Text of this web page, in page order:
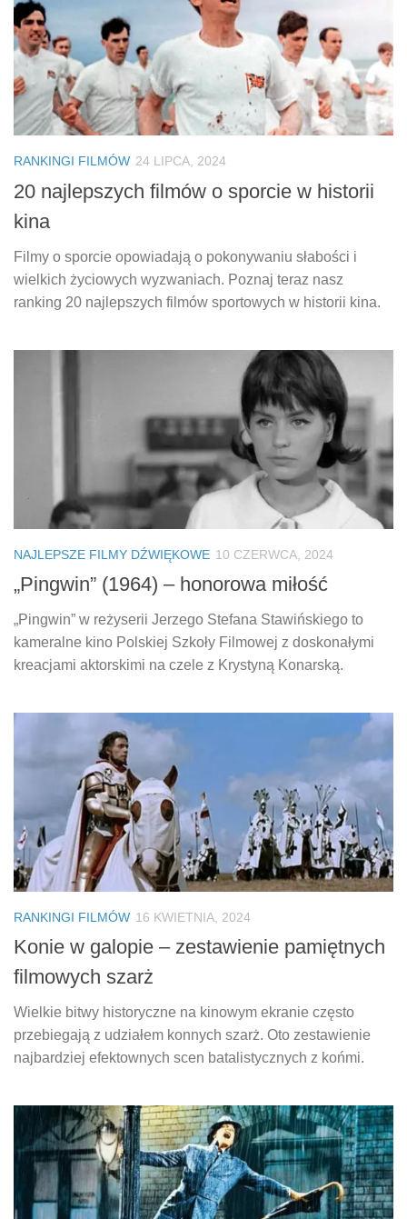
RANKINGI FILMÓW 24 LIPCA, 2024
20 najlepszych filmów o sporcie w historii
kina
Filmy o sporcie opowiadają o pokonywaniu słabości i
wielkich życiowych wyzwaniach. Poznaj teraz nasz
ranking 20 najlepszych filmów sportowych w historii kina.
NAJLEPSZE FILMY DŹWIĘKOWE 10 CZERWCA, 2024
„Pingwin” (1964) – honorowa miłość
„Pingwin” w reżyserii Jerzego Stefana Stawińskiego to
kameralne kino Polskiej Szkoły Filmowej z doskonałymi
kreacjami aktorskimi na czele z Krystyną Konarską.
RANKINGI FILMÓW 16 KWIETNIA, 2024
Konie w galopie – zestawienie pamiętnych
filmowych szarż
Wielkie bitwy historyczne na kinowym ekranie często
przebiegają z udziałem konnych szarż. Oto zestawienie
najbardziej efektownych scen batalistycznych z końmi.